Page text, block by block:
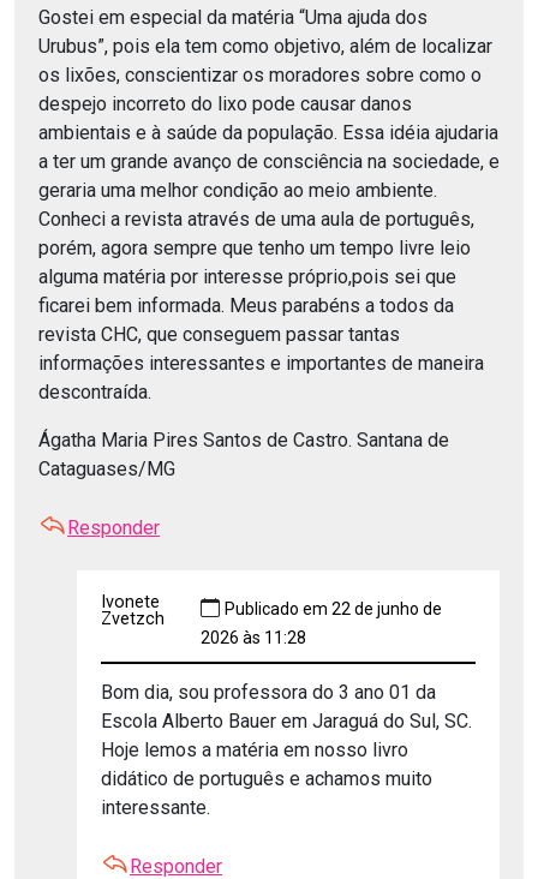
Gostei em especial da matéria “Uma ajuda dos
Urubus”, pois ela tem como objetivo, além de localizar
os lixões, conscientizar os moradores sobre como o
despejo incorreto do lixo pode causar danos
ambientais e à saúde da população. Essa idéia ajudaria
a ter um grande avanço de consciência na sociedade, e
geraria uma melhor condição ao meio ambiente.
Conheci a revista através de uma aula de português,
porém, agora sempre que tenho um tempo livre leio
alguma matéria por interesse próprio,pois sei que
ficarei bem informada. Meus parabéns a todos da
revista CHC, que conseguem passar tantas
informações interessantes e importantes de maneira
descontraída.
Ágatha Maria Pires Santos de Castro. Santana de
Cataguases/MG
Responder
Ivonete
Zvetzch
Publicado em 22 de junho de
2026 às 11:28
Bom dia, sou professora do 3 ano 01 da
Escola Alberto Bauer em Jaraguá do Sul, SC.
Hoje lemos a matéria em nosso livro
didático de português e achamos muito
interessante.
Responder